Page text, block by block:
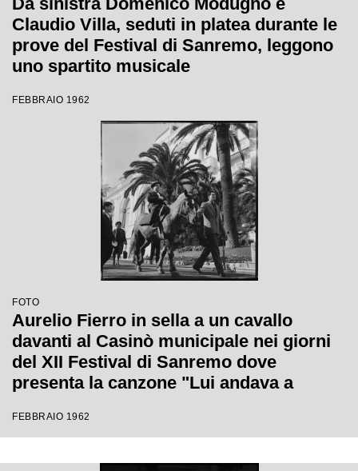
Claudio Villa, seduti in platea durante le
prove del Festival di Sanremo, leggono
uno spartito musicale
FEBBRAIO 1962
FOTO
Aurelio Fierro in sella a un cavallo
davanti al Casinò municipale nei giorni
del XII Festival di Sanremo dove
presenta la canzone "Lui andava a
FEBBRAIO 1962